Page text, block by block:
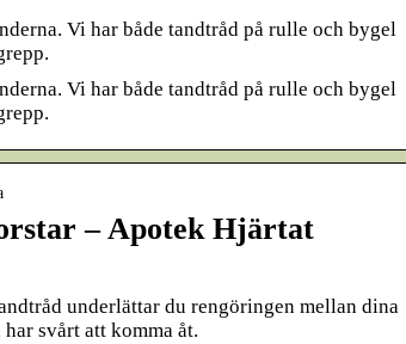
Vi har både tandtråd på rulle och bygel
Vi har både tandtråd på rulle och bygel
– Apotek Hjärtat
underlättar du rengöringen mellan dina
svårt att komma åt.